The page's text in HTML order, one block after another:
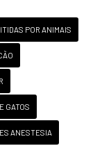
POR ANIMAIS
GATOS
ANESTESIA